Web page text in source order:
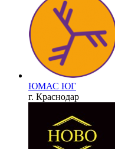
ЮМАС ЮГ
г. Краснодар